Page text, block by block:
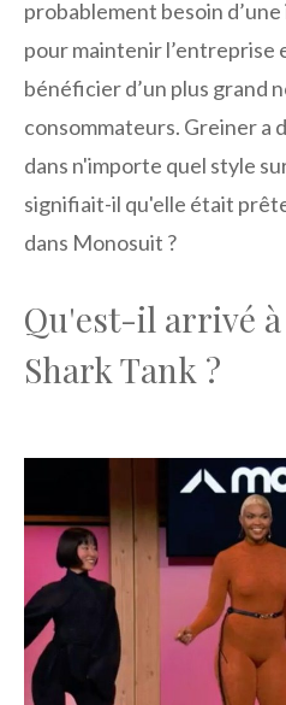
probablement besoin
pour maintenir l’entreprise
bénéficier d’un plus grand
consommateurs. Greiner a
dans n'importe quel style
signifiait-il qu'elle était
dans Monosuit ?
Qu'est-il arrivé
Shark Tank ?